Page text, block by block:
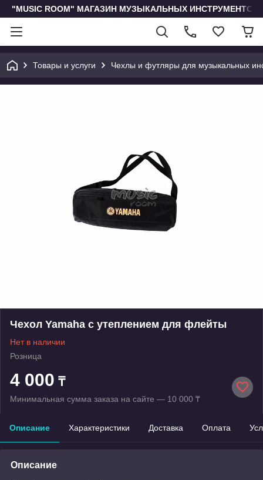
"MUSIC ROOM" МАГАЗИН МУЗЫКАЛЬНЫХ
Товары и услуги Чехлы и футляры для музыкальных
Чехол Yamaha с утеплением для флейты
Нет в наличии
Розница
4 000 ₸
Минимальная сумма заказа на сайте — 10 000 ₸
Описание Характеристики Доставка Оплата
Описание